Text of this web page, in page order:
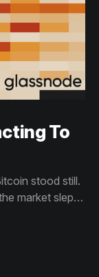
To
stood still.
market slept
for